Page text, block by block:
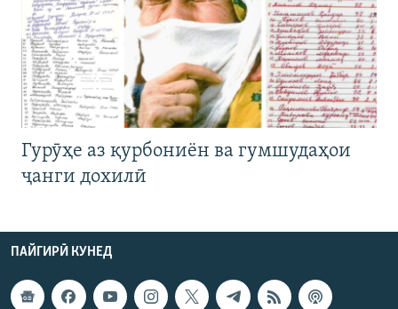
Гурӯҳе аз қурбониён ва гумшудаҳои
ҷанги дохилӣ
ПАЙГИРӢ КУНЕД